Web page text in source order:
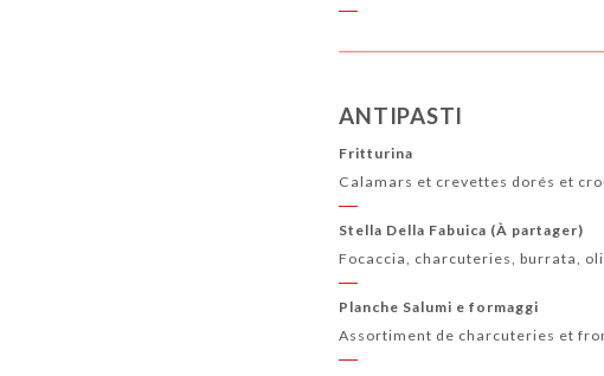
ANTIPASTI
Fritturina
Calamars et crevettes dorés et
Stella Della Fabuica (À partager)
Focaccia, charcuteries, burrata,
Planche Salumi e formaggi
Assortiment de charcuteries et